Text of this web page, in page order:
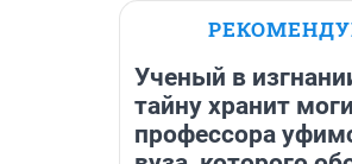
Ученый в
тайну хранит
профессора